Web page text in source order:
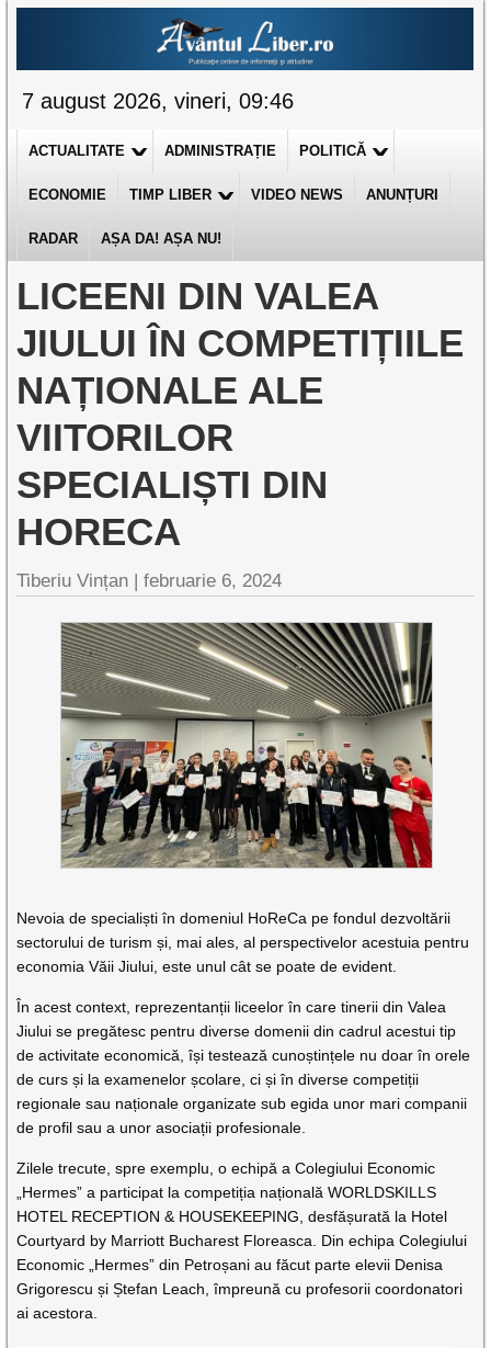
7 august 2026, vineri, 09:46
ACTUALITATE ADMINISTRAȚIE POLITICĂ
ECONOMIE TIMP LIBER VIDEO NEWS ANUNȚURI
RADAR AȘA DA! AȘA NU!
LICEENI DIN VALEA
JIULUI ÎN COMPETIȚIILE
NAȚIONALE ALE
VIITORILOR
SPECIALIȘTI DIN
HORECA
Tiberiu Vințan |februarie 6, 2024
Nevoia de specialiști în domeniul HoReCa pe fondul dezvoltării
sectorului de turism și, mai ales, al perspectivelor acestuia pentru
economia Văii Jiului, este unul cât se poate de evident.
În acest context, reprezentanții liceelor în care tinerii din Valea
Jiului se pregătesc pentru diverse domenii din cadrul acestui tip
de activitate economică, își testează cunoștințele nu doar în orele
de curs și la examenelor școlare, ci și în diverse competiții
regionale sau naționale organizate sub egida unor mari companii
de profil sau a unor asociații profesionale.
Zilele trecute, spre exemplu, o echipă a Colegiului Economic
„Hermes” a participat la competiția națională WORLDSKILLS
HOTEL RECEPTION & HOUSEKEEPING, desfășurată la Hotel
Courtyard by Marriott Bucharest Floreasca. Din echipa Colegiului
Economic „Hermes” din Petroșani au făcut parte elevii Denisa
Grigorescu și Ștefan Leach, împreună cu profesorii coordonatori
ai acestora.